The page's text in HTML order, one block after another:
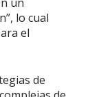
lo cual
el
de